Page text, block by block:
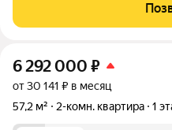
6 292 000 ₽
от 30 141 ₽ в месяц
57,2 м²
2-комн. квартира 1